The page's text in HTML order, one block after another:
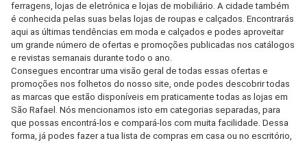
ferragens, lojas de eletrónica e lojas de mobiliário. A cidade também
é conhecida pelas suas belas lojas de roupas e calçados. Encontrarás
aqui as últimas tendências em moda e calçados e podes aproveitar
um grande número de ofertas e promoções publicadas nos catálogos
e revistas semanais durante todo o ano.
Consegues encontrar uma visão geral de todas essas ofertas e
promoções nos folhetos do nosso site, onde podes descobrir todas
as marcas que estão disponíveis em praticamente todas as lojas em
São Rafael. Nós mencionamos isto em categorias separadas, para
que possas encontrá-los e compará-los com muita facilidade. Dessa
forma, já podes fazer a tua lista de compras em casa ou no escritório,